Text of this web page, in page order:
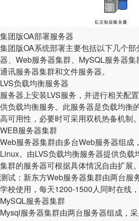
集团版OA部署服务器
集团版OA系统部署主要包括以下几个部
器、Web服务器集群、MySQL服务器
通讯服务器集群和文件服务器。
LVS负载均衡服务器
服务器上安装LVS服务，并进行相关配
供负载均衡服务。此服务器是负载均衡
高可用性，必要时可采用双机热备机制。
WEB服务器集群
Web服务器集群由多台Web服务器组成
Linux。由LVS负载均衡服务器提供负载
集群的服务器可根据具体情况自由扩展
测试：新东方Web服务器集群由两台服
学校使用，每天1200-1500人同时在线，
MySQL服务器集群
Mysql服务器集群由两台服务器组成，